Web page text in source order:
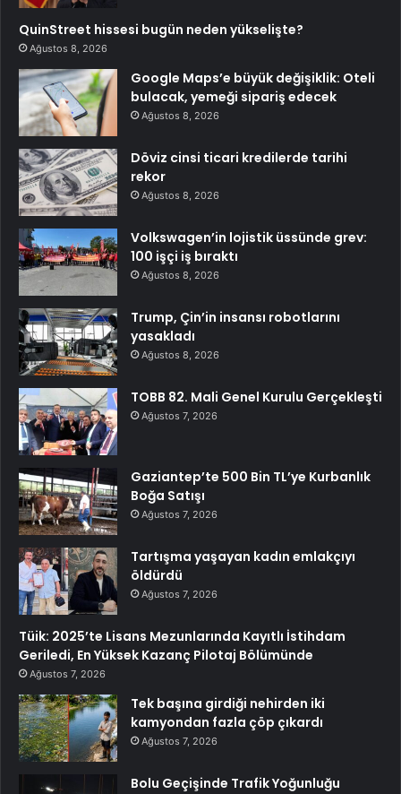
QuinStreet hissesi bugün neden yükselişte?
Ağustos 8, 2026
Google Maps’e büyük değişiklik: Oteli
bulacak, yemeği sipariş edecek
Ağustos 8, 2026
Döviz cinsi ticari kredilerde tarihi
rekor
Ağustos 8, 2026
Volkswagen’in lojistik üssünde grev:
100 işçi iş bıraktı
Ağustos 8, 2026
Trump, Çin’in insansı robotlarını
yasakladı
Ağustos 8, 2026
TOBB 82. Mali Genel Kurulu Gerçekleşti
Ağustos 7, 2026
Gaziantep’te 500 Bin TL’ye Kurbanlık
Boğa Satışı
Ağustos 7, 2026
Tartışma yaşayan kadın emlakçıyı
öldürdü
Ağustos 7, 2026
Tüik: 2025’te Lisans Mezunlarında Kayıtlı İstihdam
Geriledi, En Yüksek Kazanç Pilotaj Bölümünde
Ağustos 7, 2026
Tek başına girdiği nehirden iki
kamyondan fazla çöp çıkardı
Ağustos 7, 2026
Bolu Geçişinde Trafik Yoğunluğu